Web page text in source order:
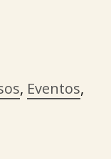
, Eventos,